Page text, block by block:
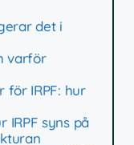
det i
varför
för IRPF: hur
IRPF syns på